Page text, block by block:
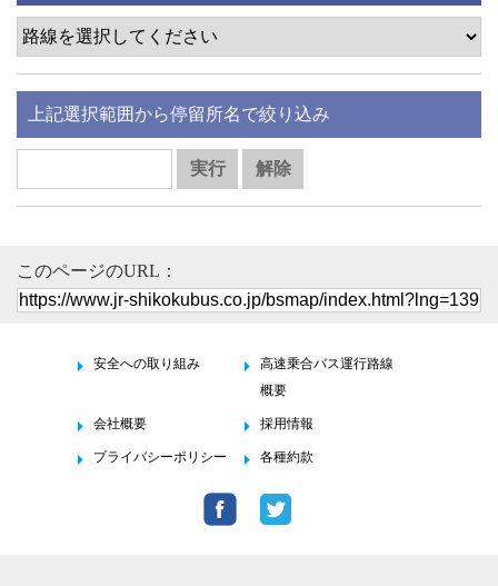
上記選択範囲から停留所名で絞り込み
このページのURL：
安全への取り組み
高速乗合バス運行路線
概要
会社概要 採用情報
プライバシーポリシー 各種約款